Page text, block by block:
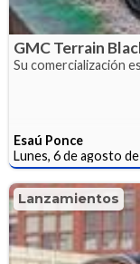
GMC Terrain
Su comercialización
Esaú Ponce
Lunes, 6 de agosto
Lanzamientos